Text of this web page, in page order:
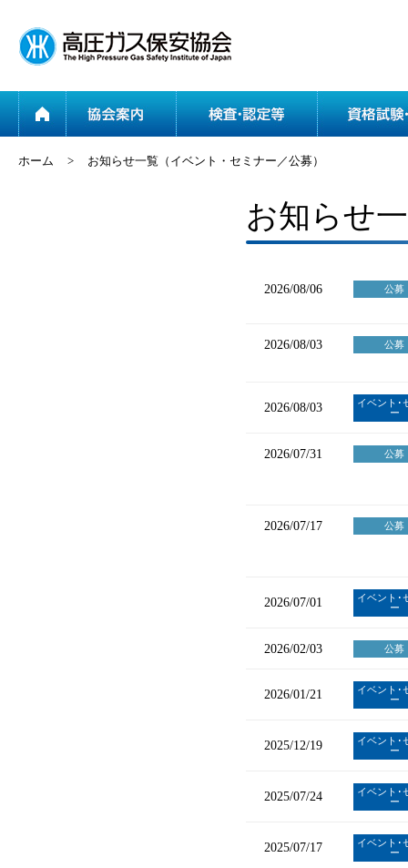
協会案内
ホーム > お知らせ一覧（イベント・セミナー／公募）
お知らせ
2026/08/06 公募
2026/08/03 公募
2026/08/03
イベント･
ー
2026/07/31 公募
2026/07/17 公募
2026/07/01
イベント･
ー
2026/02/03 公募
2026/01/21
イベント･
ー
2025/12/19
イベント･
ー
2025/07/24
イベント･
ー
2025/07/17
イベント･
ー